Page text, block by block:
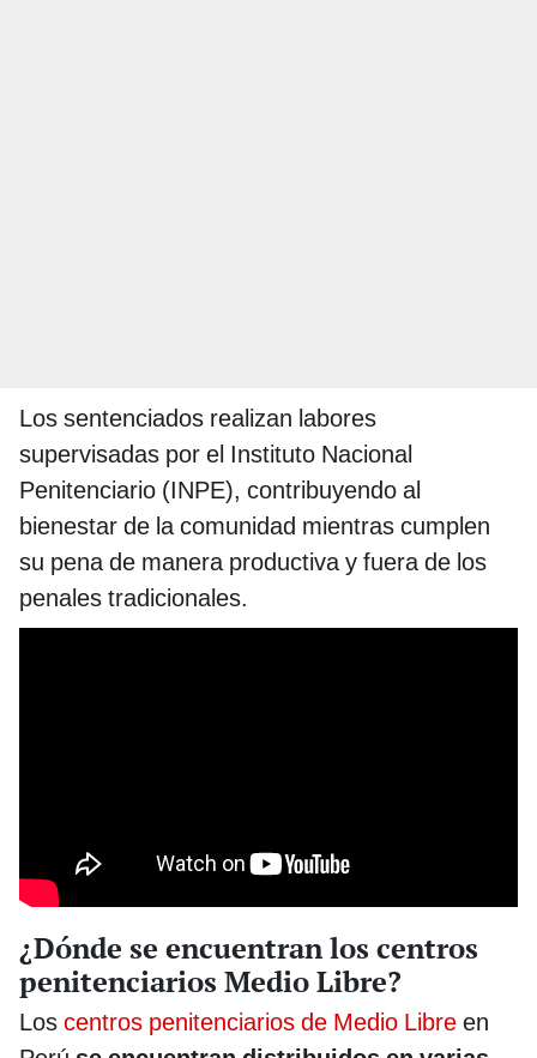
Los sentenciados realizan labores
supervisadas por el Instituto Nacional
Penitenciario (INPE), contribuyendo al
bienestar de la comunidad mientras cumplen
su pena de manera productiva y fuera de los
penales tradicionales.
¿Dónde se encuentran los centros
penitenciarios Medio Libre?
Los centros penitenciarios de Medio Libre en